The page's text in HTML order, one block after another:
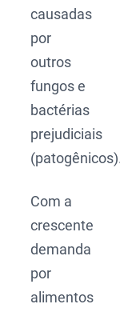
causadas
por
outros
fungos e
bactérias
prejudiciais
(patogênicos).
Com a
crescente
demanda
por
alimentos